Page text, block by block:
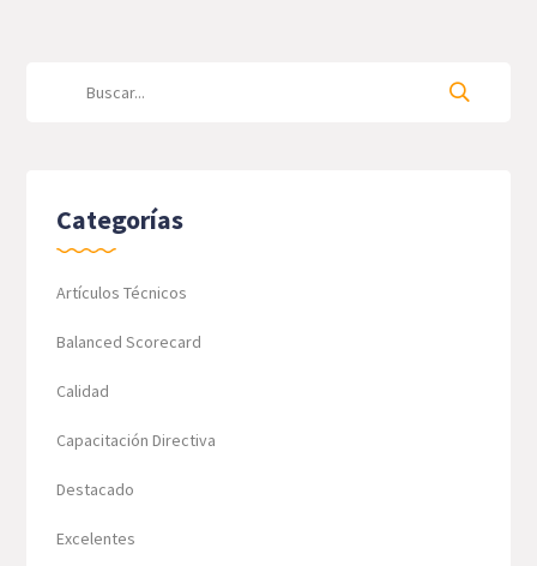
Categorías
Artículos Técnicos
Balanced Scorecard
Calidad
Capacitación Directiva
Destacado
Excelentes